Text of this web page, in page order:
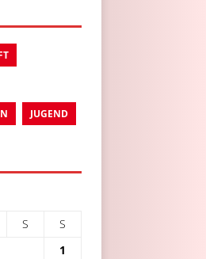
JUGEND
S
S
1